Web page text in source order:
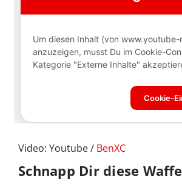
Video: Youtube / BenXC
Schnapp Dir diese Waffe